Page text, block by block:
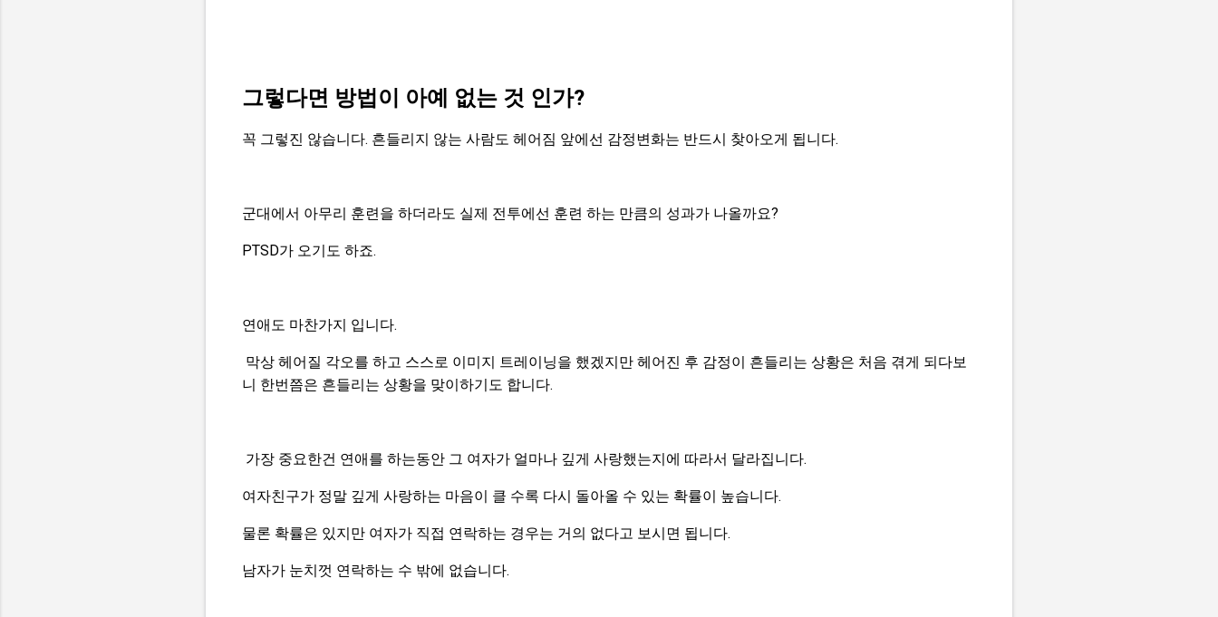
그렇다면 방법이 아예 없는 것 인가?
꼭 그렇진 않습니다. 흔들리지 않는 사람도 헤어짐 앞에선 감정변화는 반드시 찾아오게 됩니다.
군대에서 아무리 훈련을 하더라도 실제 전투에선 훈련 하는 만큼의 성과가 나올까요?
PTSD가 오기도 하죠.
연애도 마찬가지 입니다.
막상 헤어질 각오를 하고 스스로 이미지 트레이닝을 했겠지만 헤어진 후 감정이 흔들리는 상황은 처음 겪게 되다보
니 한번쯤은 흔들리는 상황을 맞이하기도 합니다.
가장 중요한건 연애를 하는동안 그 여자가 얼마나 깊게 사랑했는지에 따라서 달라집니다.
여자친구가 정말 깊게 사랑하는 마음이 클 수록 다시 돌아올 수 있는 확률이 높습니다.
물론 확률은 있지만 여자가 직접 연락하는 경우는 거의 없다고 보시면 됩니다.
남자가 눈치껏 연락하는 수 밖에 없습니다.